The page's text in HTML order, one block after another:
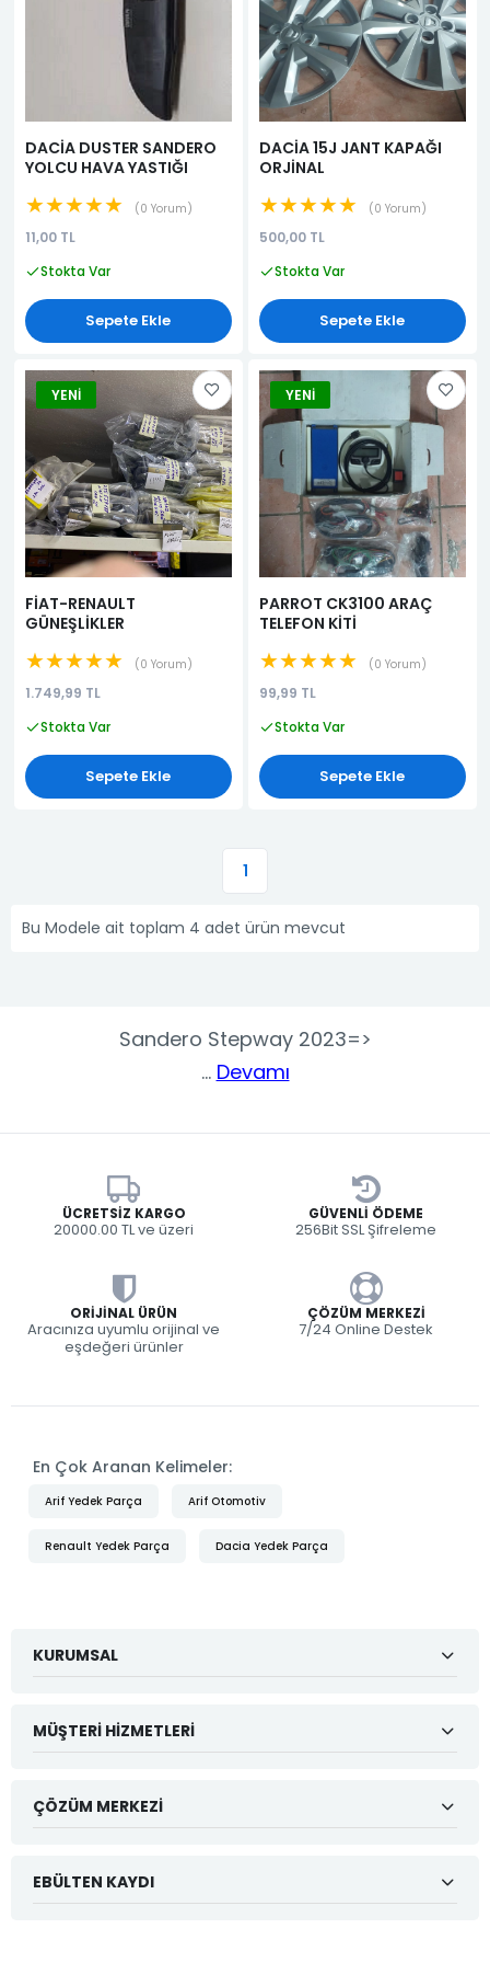
DACİA DUSTER SANDERO
YOLCU HAVA YASTIĞI
★★★★★ 0 Yorum
11,00 TL
Stokta Var
Sepete Ekle
DACİA 15J JANT KAPAĞI
ORJİNAL
★★★★★ 0 Yorum
500,00 TL
Stokta Var
Sepete Ekle
YENI
FİAT-RENAULT
GÜNEŞLİKLER
★★★★★ 0 Yorum
1.749,99 TL
Stokta Var
Sepete Ekle
YENI
PARROT CK3100 ARAÇ
TELEFON KİTİ
★★★★★ 0 Yorum
99,99 TL
Stokta Var
Sepete Ekle
1
Bu Modele ait toplam 4 adet ürün mevcut
Sandero Stepway 2023=>
... Devamı
ÜCRETSIZ KARGO
20000.00 TL ve üzeri
GÜVENLI ÖDEME
256Bit SSL Şifreleme
ORIJINAL ÜRÜN
Aracınıza uyumlu orijinal ve
eşdeğeri ürünler
ÇÖZÜM MERKEZI
7/24 Online Destek
En Çok Aranan Kelimeler:
Arif Yedek Parça Arif Otomotiv
Renault Yedek Parça Dacia Yedek Parça
KURUMSAL
MÜŞTERI HIZMETLERI
ÇÖZÜM MERKEZI
EBÜLTEN KAYDI